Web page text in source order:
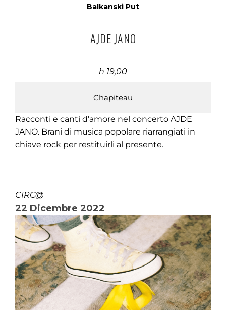
Balkanski Put
AJDE JANO
h 19,00
Chapiteau
Racconti e canti d'amore nel concerto AJDE
JANO. Brani di musica popolare riarrangiati in
chiave rock per restituirli al presente.
CIRC@
22 Dicembre 2022